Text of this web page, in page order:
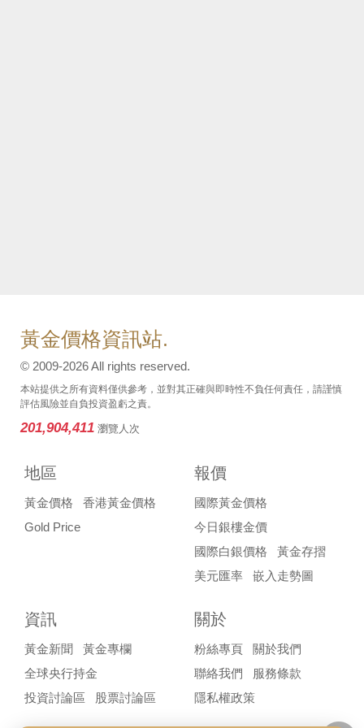
黃金價格資訊站.
© 2009-2026 All rights reserved.
本站提供之所有資料僅供參考，並對其正確與即時性不負任何責任，請謹慎
評估風險並自負投資盈虧之責。
201,904,411 瀏覽人次
地區
黃金價格
香港黃金價格
Gold Price
報價
國際黃金價格
今日銀樓金價
國際白銀價格
黃金存摺
美元匯率
嵌入走勢圖
資訊
黃金新聞
黃金專欄
全球央行持金
投資討論區
股票討論區
關於
粉絲專頁
關於我們
聯絡我們
服務條款
隱私權政策